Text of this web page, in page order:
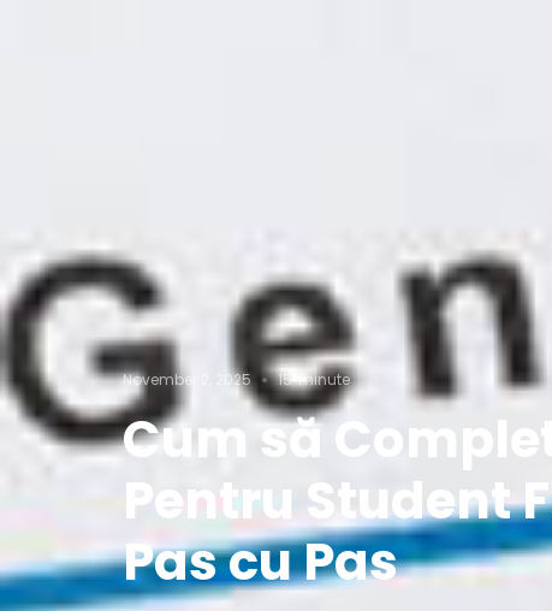
November 2, 2025 15 minute
Cum să
Pentru Student
Pas cu Pas